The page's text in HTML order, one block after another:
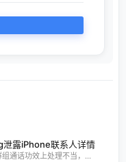
泄露iPhone联系人详情
通话功效上处理不当，...